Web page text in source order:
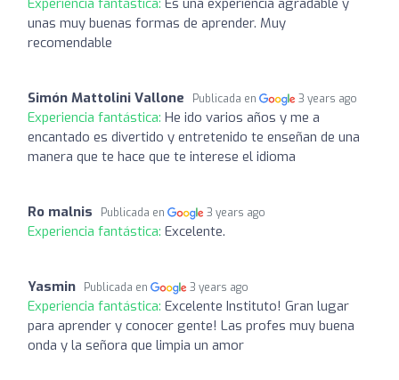
unas muy buenas formas de aprender. Muy
recomendable
Simón Mattolini Vallone Publicada en 3 years ago
Experiencia fantástica: He ido varios años y me a
encantado es divertido y entretenido te enseñan de una
manera que te hace que te interese el idioma
Ro malnis Publicada en 3 years ago
Experiencia fantástica: Excelente.
Yasmin Publicada en 3 years ago
Experiencia fantástica: Excelente Instituto! Gran lugar
para aprender y conocer gente! Las profes muy buena
onda y la señora que limpia un amor